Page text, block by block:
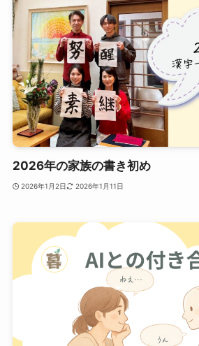
2026年の家族の書き初め
2026年1月2日 2026年1月11日